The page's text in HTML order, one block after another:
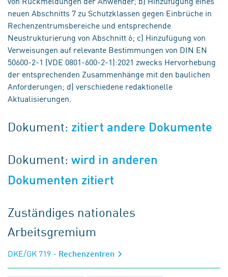
neuen Abschnitts 7 zu Schutzklassen gegen Einbrüche in
Rechenzentrumsbereiche und entsprechende
Neustrukturierung von Abschnitt 6; c) Hinzufügung von
Verweisungen auf relevante Bestimmungen von DIN EN
50600-2-1 (VDE 0801-600-2-1):2021 zwecks Hervorhebung
der entsprechenden Zusammenhänge mit den baulichen
Anforderungen; d) verschiedene redaktionelle
Aktualisierungen.
Dokument: zitiert andere Dokumente
Dokument:wird in anderen
Dokumenten zitiert
Zuständiges nationales
Arbeitsgremium
DKE/GK 719 - Rechenzentren